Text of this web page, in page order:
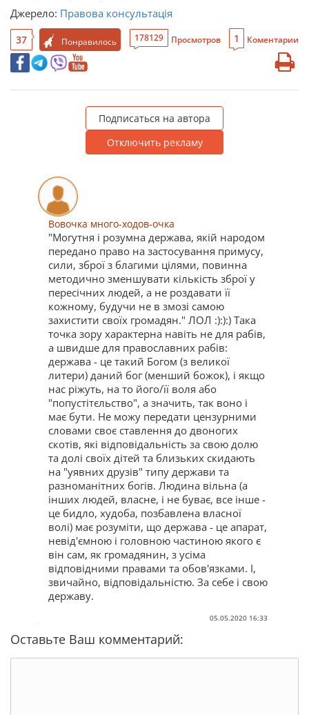
Джерело: Правова консультація
37 Понравилось 178129 Просмотров 1 Коментарии
Подписаться на автора
Отключить рекламу
Вовочка много-ходов-очка
"Могутня і розумна держава, якій народом
передано право на застосування примусу,
сили, зброї з благими цілями, повинна
методично зменшувати кількість зброї у
пересічних людей, а не роздавати її
кожному, будучи не в змозі самою
захистити своїх громадян." ЛОЛ :):):) Така
точка зору характерна навіть не для рабів,
а швидше для православних рабів:
держава - це такий Богом (з великої
литери) даний бог (менший божок), і якщо
нас ріжуть, на то його/її воля або
"попустітєльство", а значить, так воно і
має бути. Не можу передати цензурними
словами своє ставлення до двоногих
скотів, які відповідальність за свою долю
та долі своїх дітей та близьких скидають
на "уявних друзів" типу держави та
разноманітних богів. Людина вільна (а
інших людей, власне, і не буває, все інше -
це бидло, худоба, позбавлена власної
волі) має розуміти, що держава - це апарат,
невід'ємною і головною частиною якого є
він сам, як громадянин, з усіма
відповідними правами та обов'язками. І,
звичайно, відповідальністю. За себе і свою
державу.
05.05.2020 16:33
Оставьте Ваш комментарий: